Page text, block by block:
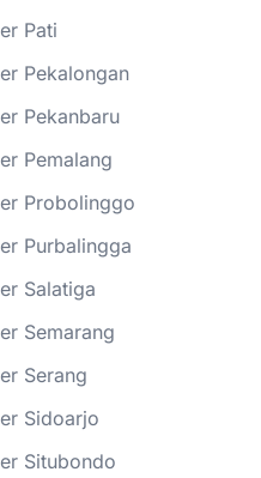
Pati
Pekalongan
Pekanbaru
Pemalang
Probolinggo
Purbalingga
Salatiga
Semarang
Serang
Sidoarjo
Situbondo